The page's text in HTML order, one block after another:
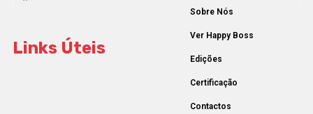
Links Úteis
Sobre Nós
Ver Happy Boss
Edições
Certificação
Contactos